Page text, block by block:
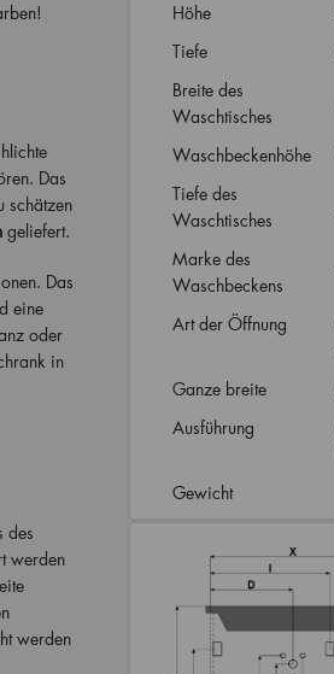
Das
schätzen
geliefert.
Das
eine
oder
in
des
werden
werden
Höhe
Tiefe
Breite des
Waschtisches
Waschbeckenhöhe
Tiefe des
Waschtisches
Marke des
Waschbeckens
Art der Öffnung
Ganze breite
Ausführung
Gewicht